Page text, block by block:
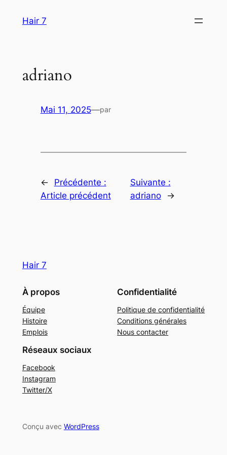
Hair 7
adriano
Mai 11, 2025—par
←
Précédente :
Article précédent
Suivante :
adriano
→
Hair 7
À propos
Équipe
Histoire
Emplois
Confidentialité
Politique de confidentialité
Conditions générales
Nous contacter
Réseaux sociaux
Facebook
Instagram
Twitter/X
Conçu avec WordPress